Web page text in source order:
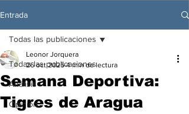
Entrada
Todas las publicaciones
Análisis
Opinión
Todas las publicaciones
Semana Deportiva:
Tigres de Aragua
Leonor Jorquera
26 oct 2025 4 min de lectura